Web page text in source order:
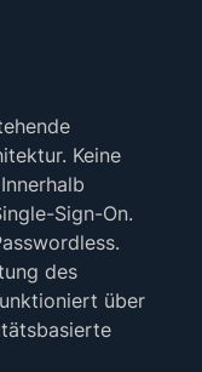
Keine
Sign-On.
des
über